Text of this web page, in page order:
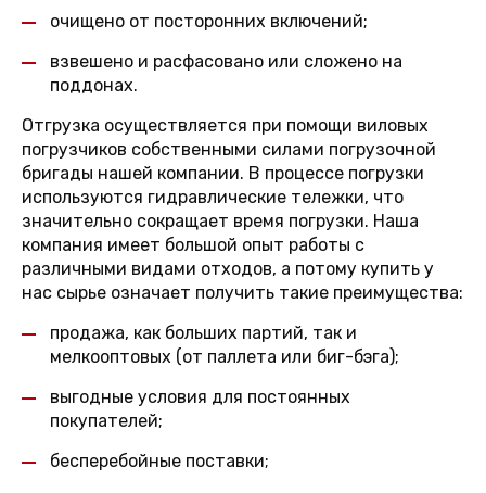
очищено от посторонних включений;
взвешено и расфасовано или сложено на
поддонах.
Отгрузка осуществляется при помощи виловых
погрузчиков собственными силами погрузочной
бригады нашей компании. В процессе погрузки
используются гидравлические тележки, что
значительно сокращает время погрузки. Наша
компания имеет большой опыт работы с
различными видами отходов, а потому купить у
нас сырье означает получить такие преимущества:
продажа, как больших партий, так и
мелкооптовых (от паллета или биг-бэга);
выгодные условия для постоянных
покупателей;
бесперебойные поставки;